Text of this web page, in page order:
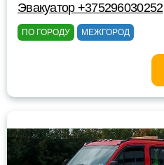
Эвакуатор +375296030252
ПО ГОРОДУ МЕЖГОРОД